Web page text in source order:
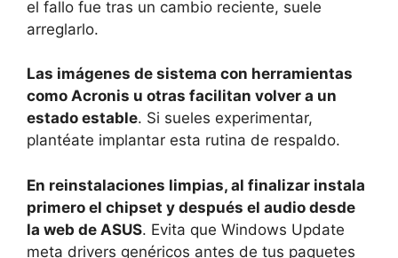
el fallo fue tras un cambio reciente, suele
arreglarlo.
Las imágenes de sistema con herramientas
como Acronis u otras facilitan volver a un
estado estable. Si sueles experimentar,
plantéate implantar esta rutina de respaldo.
En reinstalaciones limpias, al finalizar instala
primero el chipset y después el audio desde
la web de ASUS. Evita que Windows Update
meta drivers genéricos antes de tus paquetes